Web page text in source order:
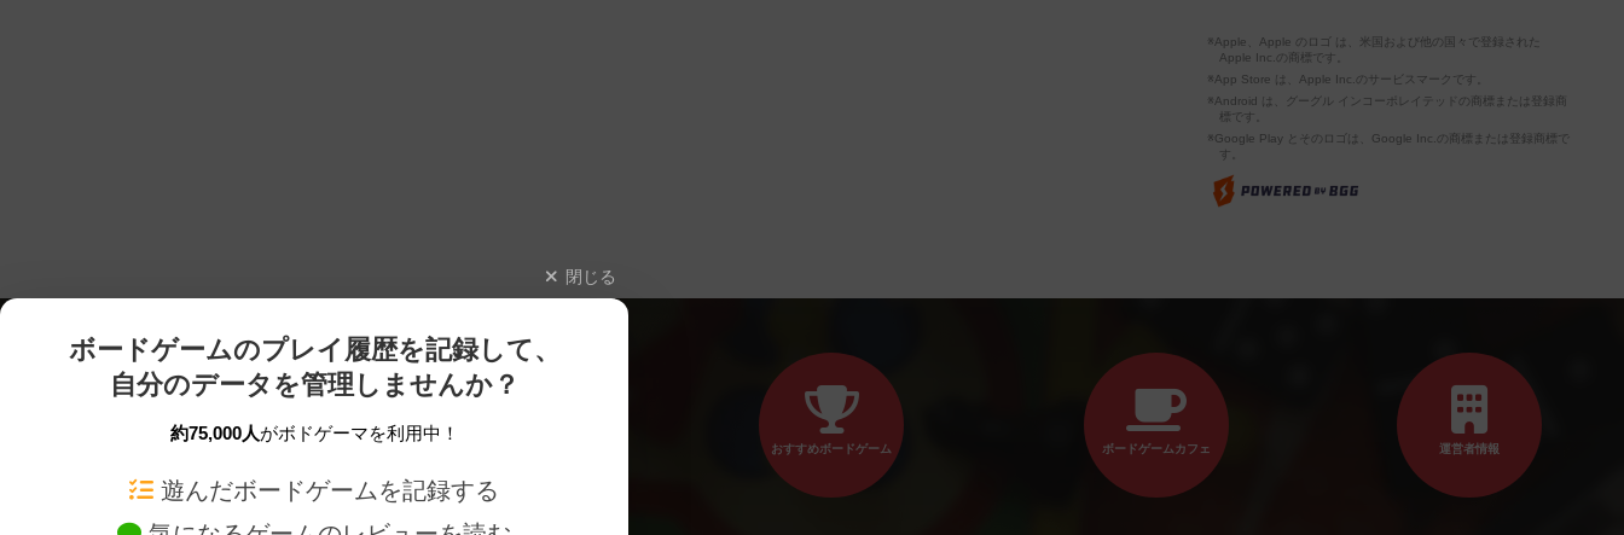
※Apple、Apple のロゴ は、米国および他の国々で登録された
Apple Inc.の商標です。
※App Store は、Apple Inc.のサービスマークです。
※Android は、グーグル インコーポレイテッドの商標または登録商
標です。
※Google Play とそのロゴは、Google Inc.の商標または登録商標で
す。
閉じる
ボードゲームのプレイ履歴を記録して、
自分のデータを管理しませんか？
約75,000人がボドゲーマを利用中！
遊んだボードゲームを記録する
おすすめボードゲーム ボードゲームカフェ 運営者情報